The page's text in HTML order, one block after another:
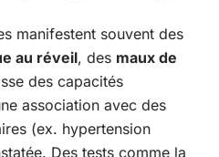
manifestent souvent des
au réveil, des maux de
des capacités
association avec des
(ex. hypertension
Des tests comme la